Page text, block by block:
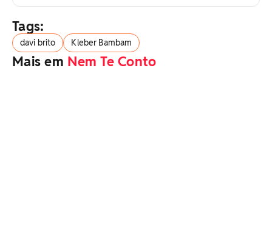
Tags:
davi brito Kleber Bambam
Mais em Nem Te Conto